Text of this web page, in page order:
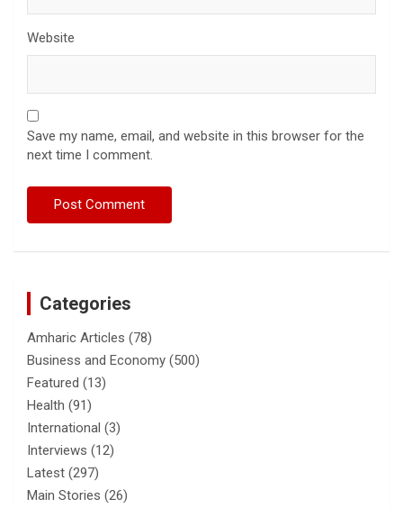
Website
Save my name, email, and website in this browser for the
next time I comment.
Categories
Amharic Articles (78)
Business and Economy (500)
Featured (13)
Health (91)
International (3)
Interviews (12)
Latest (297)
Main Stories (26)